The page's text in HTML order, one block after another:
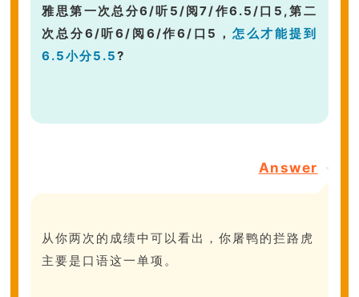
雅思第一次总分6/听5/阅7/作6.5/口5,第二
次总分6/听6/阅6/作6/口5， 怎么才能提到
6.5小分5.5?
Answer
从你两次的成绩中可以看出，你屠鸭的拦路虎
主要是口语这一单项。